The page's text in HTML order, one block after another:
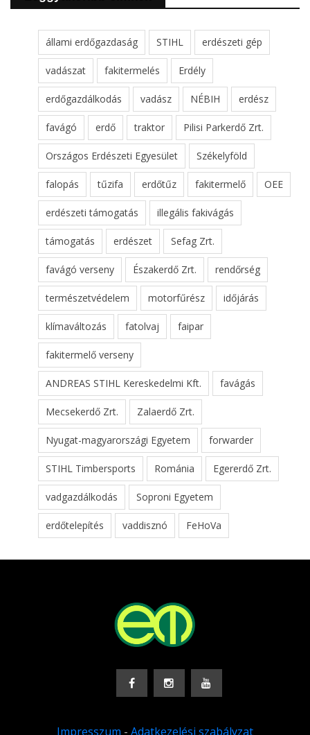
állami erdőgazdaság STIHL erdészeti gép
vadászat fakitermelés Erdély
erdőgazdálkodás vadász NÉBIH erdész
favágó erdő traktor Pilisi Parkerdő Zrt.
Országos Erdészeti Egyesület Székelyföld
falopás tűzifa erdőtűz fakitermelő OEE
erdészeti támogatás illegális fakivágás
támogatás erdészet Sefag Zrt.
favágó verseny Északerdő Zrt. rendőrség
természetvédelem motorfűrész időjárás
klímaváltozás fatolvaj faipar
fakitermelő verseny
ANDREAS STIHL Kereskedelmi Kft. favágás
Mecsekerdő Zrt. Zalaerdő Zrt.
Nyugat-magyarországi Egyetem forwarder
STIHL Timbersports Románia Egererdő Zrt.
vadgazdálkodás Soproni Egyetem
erdőtelepítés vaddisznó FeHoVa
Impresszum - Adatkezelési szabályzat